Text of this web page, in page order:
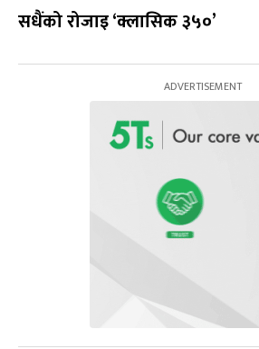
सधैंको रोजाइ ‘क्लासिक ३५०’